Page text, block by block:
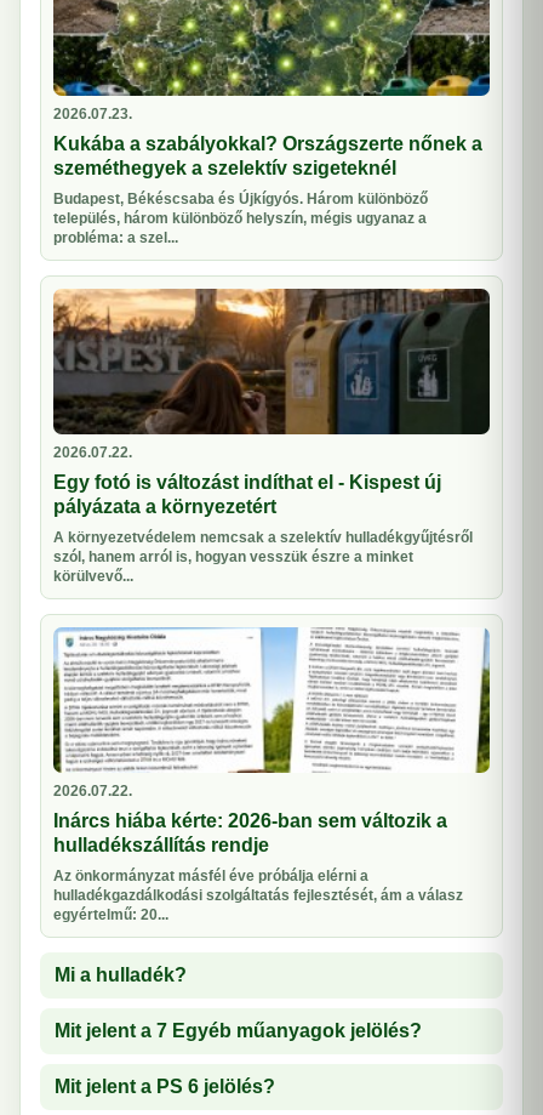
2026.07.23.
Kukába a szabályokkal? Országszerte nőnek a
szeméthegyek a szelektív szigeteknél
Budapest, Békéscsaba és Újkígyós. Három különböző
település, három különböző helyszín, mégis ugyanaz a
probléma: a szel...
2026.07.22.
Egy fotó is változást indíthat el - Kispest új
pályázata a környezetért
A környezetvédelem nemcsak a szelektív hulladékgyűjtésről
szól, hanem arról is, hogyan vesszük észre a minket
körülvevő...
2026.07.22.
Inárcs hiába kérte: 2026-ban sem változik a
hulladékszállítás rendje
Az önkormányzat másfél éve próbálja elérni a
hulladékgazdálkodási szolgáltatás fejlesztését, ám a válasz
egyértelmű: 20...
Mi a hulladék?
Mit jelent a 7 Egyéb műanyagok jelölés?
Mit jelent a PS 6 jelölés?